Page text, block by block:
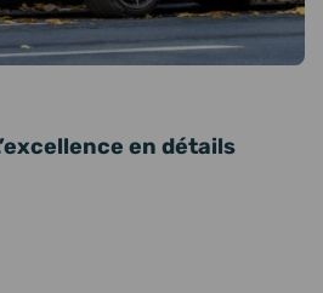
en détails